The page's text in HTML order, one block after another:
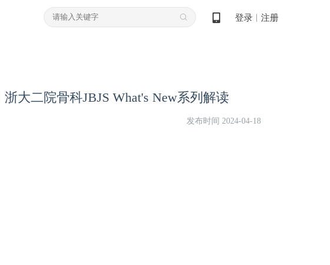
登录 注册
大二院骨科JBJS What's New系列解读
发布时间 2024-04-18